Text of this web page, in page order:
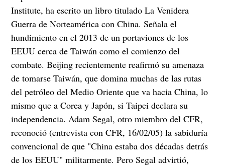
Institute, ha escrito un libro titulado La Venidera
Guerra de Norteamérica con China. Señala el
hundimiento en el 2013 de un portaviones de los
EEUU cerca de Taiwán como el comienzo del
combate. Beijing recientemente reafirmó su amenaza
de tomarse Taiwán, que domina muchas de las rutas
del petróleo del Medio Oriente que va hacia China, lo
mismo que a Corea y Japón, si Taipei declara su
independencia. Adam Segal, otro miembro del CFR,
reconoció (entrevista con CFR, 16/02/05) la sabiduría
convencional de que "China estaba dos décadas detrás
de los EEUU" militarmente. Pero Segal advirtió,